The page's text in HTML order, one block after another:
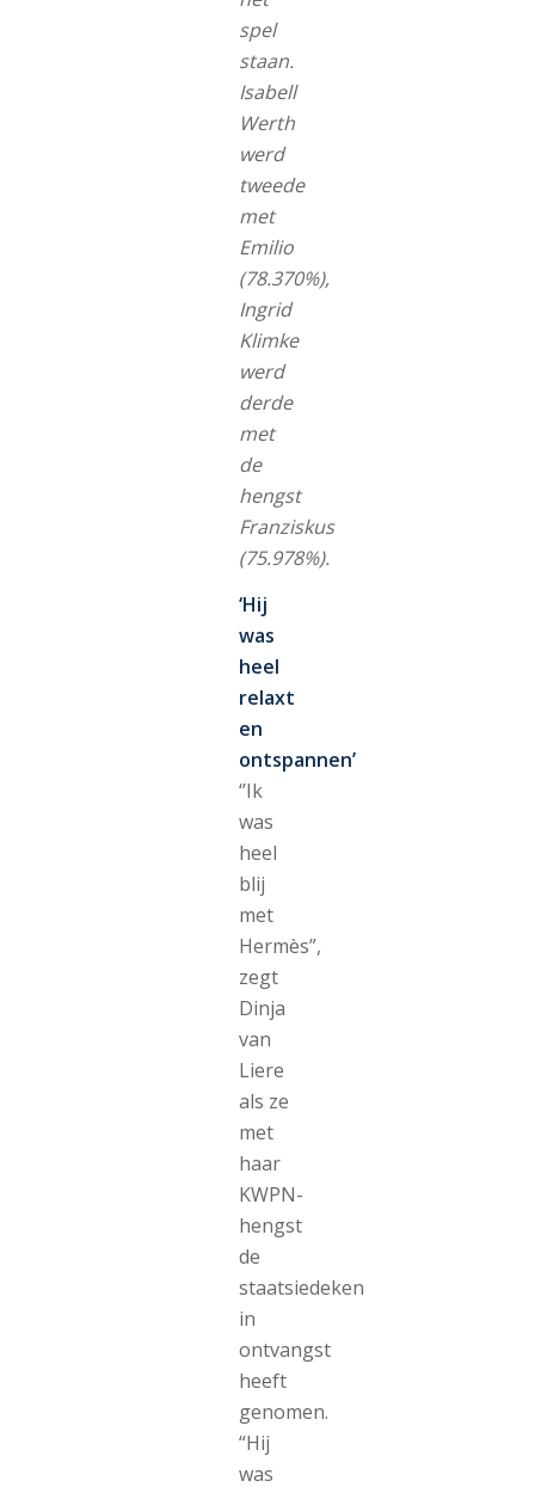
spel
staan.
Isabell
Werth
werd
tweede
met
Emilio
(78.370%),
Ingrid
Klimke
werd
derde
met
de
hengst
Franziskus
(75.978%).
‘Hij
was
heel
relaxt
en
ontspannen’
‘’Ik
was
heel
blij
met
Hermès”,
zegt
Dinja
van
Liere
als ze
met
haar
KWPN-
hengst
de
staatsiedeken
in
ontvangst
heeft
genomen.
“Hij
was